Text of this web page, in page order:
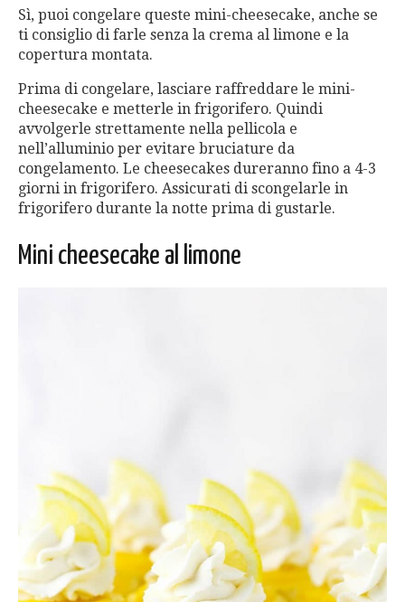
Sì, puoi congelare queste mini-cheesecake, anche se
ti consiglio di farle senza la crema al limone e la
copertura montata.
Prima di congelare, lasciare raffreddare le mini-
cheesecake e metterle in frigorifero. Quindi
avvolgerle strettamente nella pellicola e
nell’alluminio per evitare bruciature da
congelamento. Le cheesecakes dureranno fino a 4-3
giorni in frigorifero. Assicurati di scongelarle in
frigorifero durante la notte prima di gustarle.
Mini cheesecake al limone